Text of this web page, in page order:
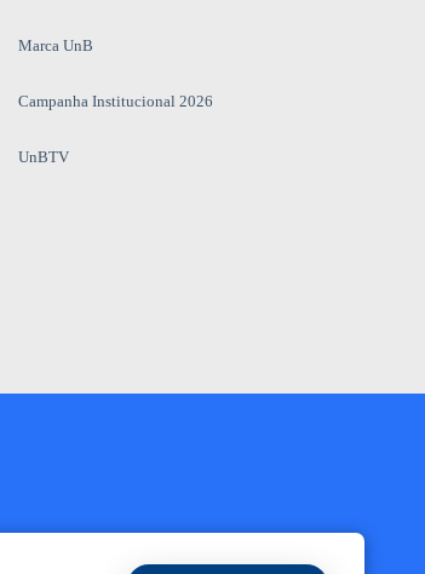
Marca UnB
Campanha Institucional 2026
UnBTV